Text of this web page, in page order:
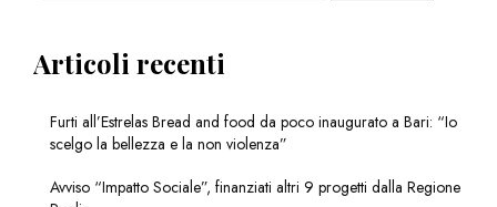
Articoli recenti
Furti all’Estrelas Bread and food da poco inaugurato a Bari: “Io
scelgo la bellezza e la non violenza”
Avviso “Impatto Sociale”, finanziati altri 9 progetti dalla Regione